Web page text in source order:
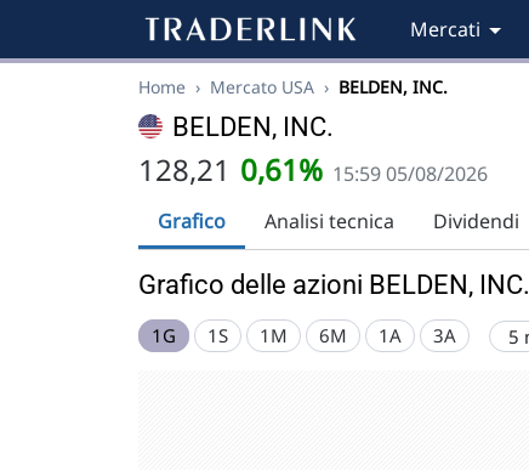
Mercati
Home › Mercato USA › BELDEN, INC.
BELDEN, INC.
128,21 0,61% 15:59 05/08/2026
Grafico
Analisi tecnica Dividendi
Grafico delle azioni BELDEN, INC.
1G 1S 1M 6M 1A 3A